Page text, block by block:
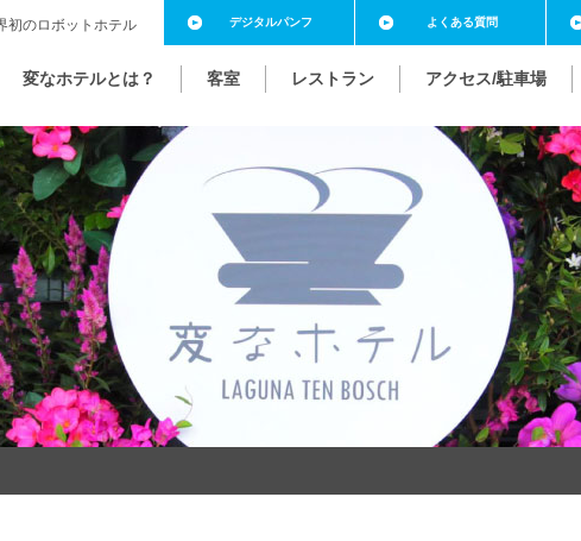
初のロボットホテル
変なホテルとは？ 客室 レストラン アクセス/駐車場
よくある質問
デジタルパンフ